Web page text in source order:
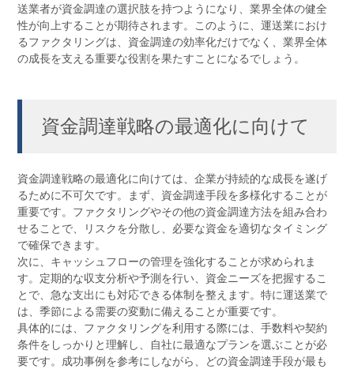
送業者が資金調達の選択肢を持つようになり、業界全体の健全
性が向上することが期待されます。このように、運送業におけ
るファクタリングは、資金調達の効率化だけでなく、業界全体
の成長を支える重要な役割を果たすことになるでしょう。
資金調達戦略の最適化に向けて
資金調達戦略の最適化に向けては、企業が持続的な成長を遂げ
るために不可欠です。まず、資金調達手段を多様化することが
重要です。ファクタリングやその他の資金調達方法を組み合わ
せることで、リスクを分散し、必要な資金を適切なタイミング
で確保できます。
次に、キャッシュフローの管理を強化することが求められま
す。定期的な収支分析や予測を行い、資金ニーズを把握するこ
とで、急な支出にも対応できる体制を整えます。特に運送業で
は、季節による需要の変動に備えることが重要です。
具体的には、ファクタリングを利用する際には、手数料や契約
条件をしっかりと理解し、自社に最適なプランを選ぶことが必
要です。成功事例を参考にしながら、どの資金調達手段が最も